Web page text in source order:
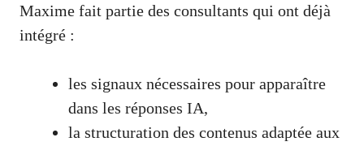
Maxime fait partie des consultants qui ont déjà
intégré :
les signaux nécessaires pour apparaître
dans les réponses IA,
la structuration des contenus adaptée aux